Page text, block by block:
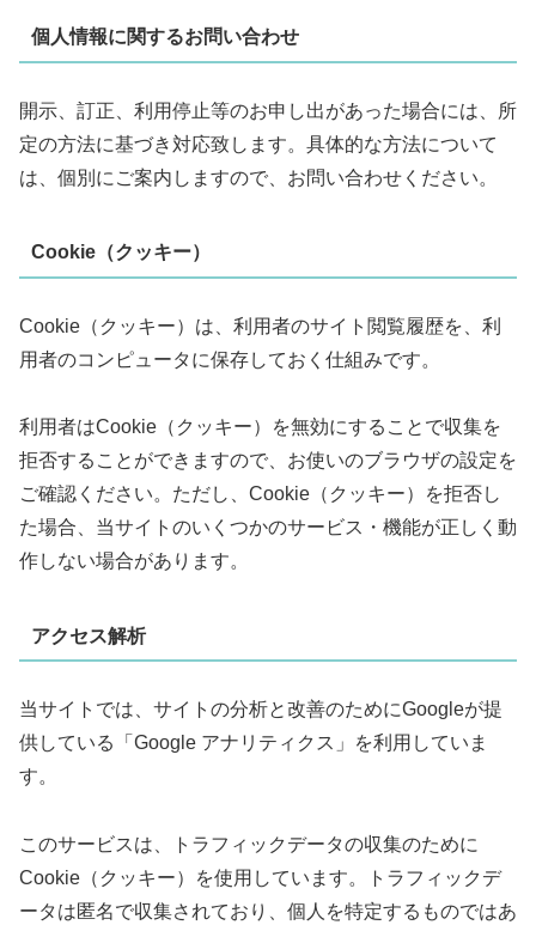
個人情報に関するお問い合わせ
開示、訂正、利用停止等のお申し出があった場合には、所
定の方法に基づき対応致します。具体的な方法について
は、個別にご案内しますので、お問い合わせください。
Cookie（クッキー）
Cookie（クッキー）は、利用者のサイト閲覧履歴を、利
用者のコンピュータに保存しておく仕組みです。
利用者はCookie（クッキー）を無効にすることで収集を
拒否することができますので、お使いのブラウザの設定を
ご確認ください。ただし、Cookie（クッキー）を拒否し
た場合、当サイトのいくつかのサービス・機能が正しく動
作しない場合があります。
アクセス解析
当サイトでは、サイトの分析と改善のためにGoogleが提
供している「Google アナリティクス」を利用していま
す。
このサービスは、トラフィックデータの収集のために
Cookie（クッキー）を使用しています。トラフィックデ
ータは匿名で収集されており、個人を特定するものではあ